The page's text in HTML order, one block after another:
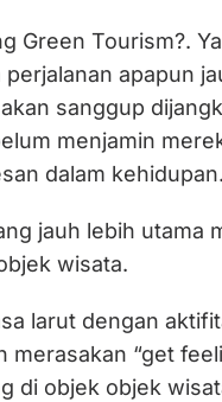
Green Tourism?.
perjalanan apapun
sanggup
menjamin
dalam kehidupan.
jauh lebih utama
wisata.
larut dengan
merasakan “get
di objek objek